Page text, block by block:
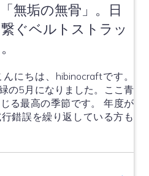
無垢の無骨」。日
ぐベルトストラッ
にちは、hibinocraftです。
の5月になりました。ここ青
る最高の季節です。 年度が
錯誤を繰り返している方も